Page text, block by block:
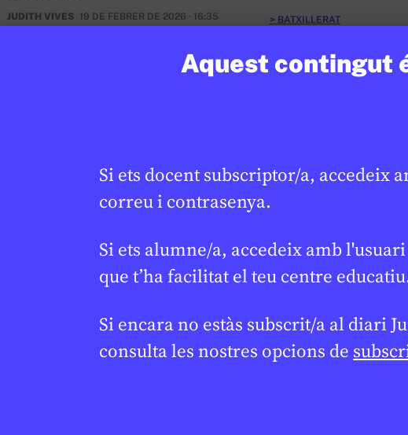
Aquest contingut
Si ets docent subscriptor/a, accedeix
correu i contrasenya.
Si ets alumne/a, accedeix amb
que t’ha facilitat el teu centre
Si encara no estàs subscrit/a al diari
consulta les nostres opcions de
JUDITH VIVES 19 DE FEBRER DE 2026 · 16:35 BATXILLERAT